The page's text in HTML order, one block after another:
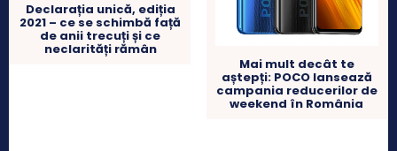
Declarația unică, ediția
2021 – ce se schimbă față
de anii trecuți și ce
neclarități rămân
Mai mult decât te
aștepți: POCO lansează
campania reducerilor de
weekend în România